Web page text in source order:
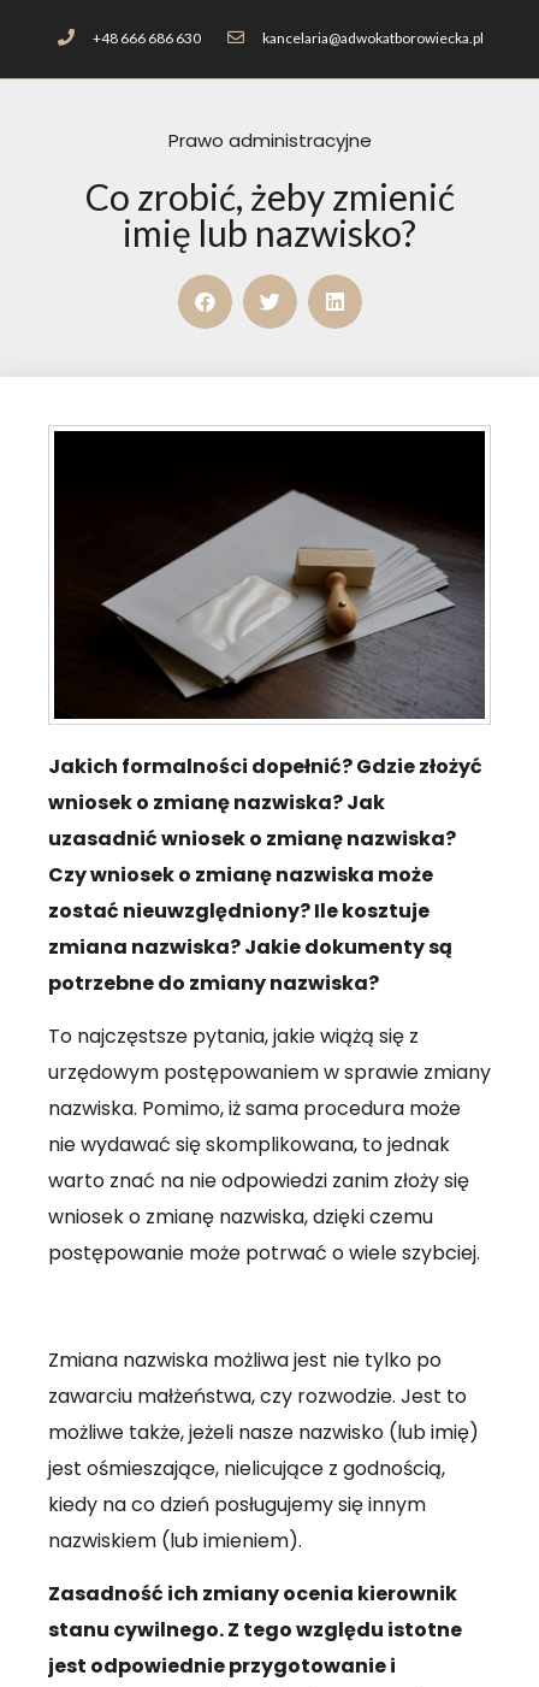
+48 666 686 630 kancelaria@adwokatborowiecka.pl
Prawo administracyjne
Co zrobić, żeby zmienić
imię lub nazwisko?
Jakich formalności dopełnić? Gdzie złożyć
wniosek o zmianę nazwiska? Jak
uzasadnić wniosek o zmianę nazwiska?
Czy wniosek o zmianę nazwiska może
zostać nieuwzględniony? Ile kosztuje
zmiana nazwiska? Jakie dokumenty są
potrzebne do zmiany nazwiska?
To najczęstsze pytania, jakie wiążą się z
urzędowym postępowaniem w sprawie zmiany
nazwiska. Pomimo, iż sama procedura może
nie wydawać się skomplikowana, to jednak
warto znać na nie odpowiedzi zanim złoży się
wniosek o zmianę nazwiska, dzięki czemu
postępowanie może potrwać o wiele szybciej.
Zmiana nazwiska możliwa jest nie tylko po
zawarciu małżeństwa, czy rozwodzie. Jest to
możliwe także, jeżeli nasze nazwisko (lub imię)
jest ośmieszające, nielicujące z godnością,
kiedy na co dzień posługujemy się innym
nazwiskiem (lub imieniem).
Zasadność ich zmiany ocenia kierownik
stanu cywilnego. Z tego względu istotne
jest odpowiednie przygotowanie i